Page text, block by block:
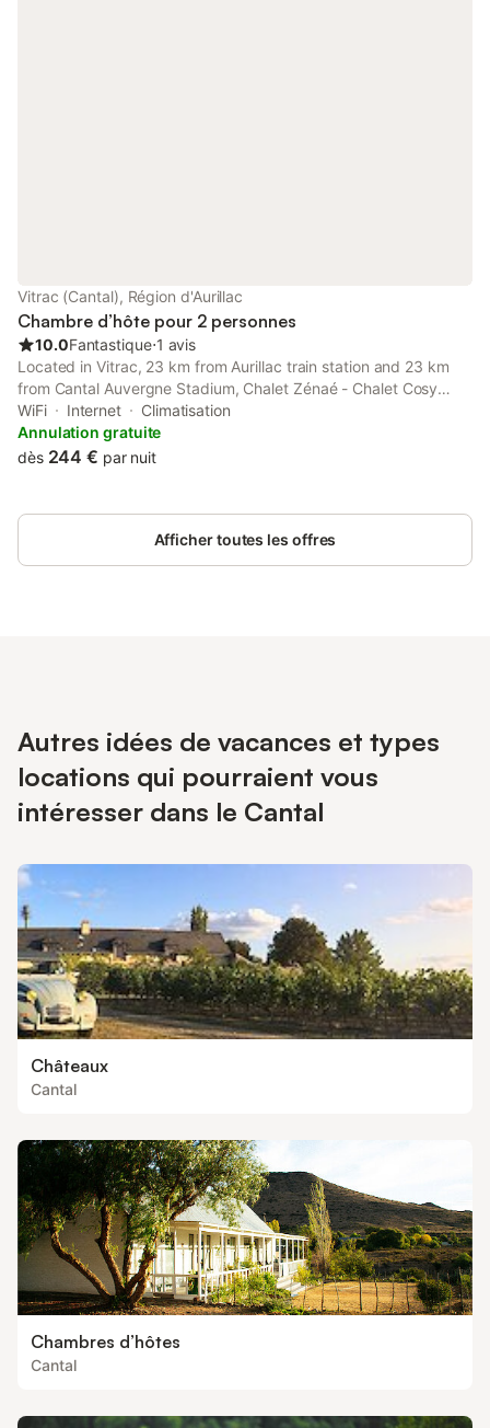
Vitrac (Cantal), Région d'Aurillac
Chambre d’hôte pour 2 personnes
10.0Fantastique⋅1 avis
Located in Vitrac, 23 km from Aurillac train station and 23 km
from Cantal Auvergne Stadium, Chalet Zénaé - Chalet Cosy
avec spa & Sauna provides spacious air-conditioned
accommodation with a terrace and free WiFi.
WiFi Internet
Climatisation
Annulation gratuite
dès 244 € par nuit
Afficher toutes les offres
Autres idées de vacances et types
locations qui pourraient vous
intéresser dans le Cantal
Châteaux
Cantal
Chambres d’hôtes
Cantal